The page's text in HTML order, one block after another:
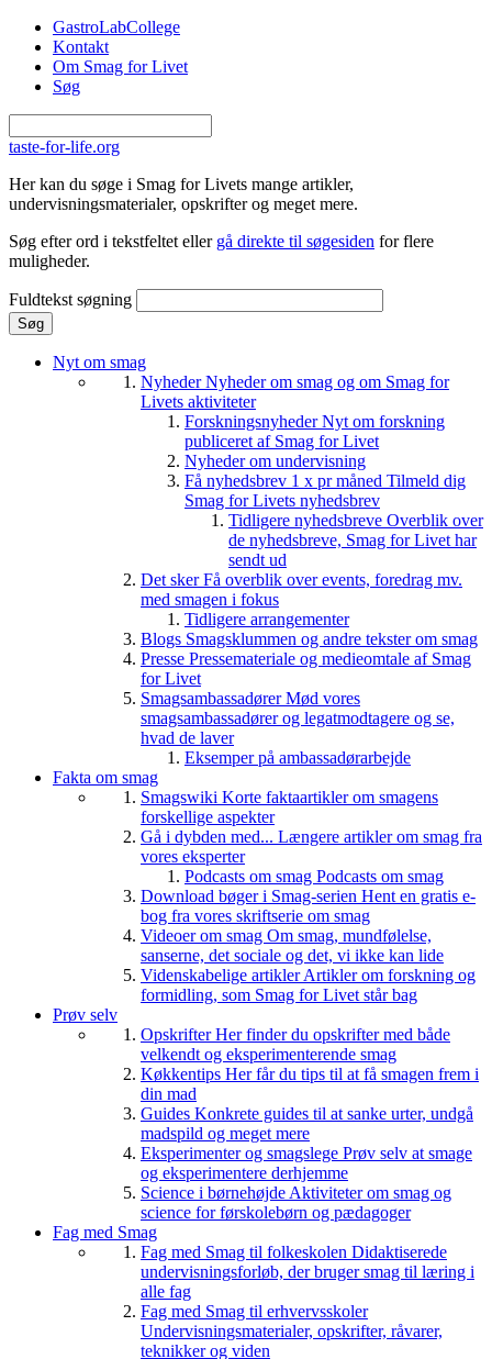
Gå til hovedindhold
GastroLabCollege
Kontakt
Om Smag for Livet
Søg
taste-for-life.org
Her kan du søge i Smag for Livets mange artikler,
undervisningsmaterialer, opskrifter og meget mere.
Søg efter ord i tekstfeltet eller gå direkte til søgesiden for flere
muligheder.
Fuldtekst søgning
Nyt om smag
NyhederNyheder om smag og om Smag for
Livets aktiviteter
ForskningsnyhederNyt om forskning
publiceret af Smag for Livet
Nyheder om undervisning
Få nyhedsbrev 1 x pr måned Tilmeld dig
Smag for Livets nyhedsbrev
Tidligere nyhedsbreve Overblik over
de nyhedsbreve, Smag for Livet har
sendt ud
Det skerFå overblik over events, foredrag mv.
med smagen i fokus
Tidligere arrangementer
Blogs Smagsklummen og andre tekster om smag
Presse Pressemateriale og medieomtale af Smag
for Livet
SmagsambassadørerMød vores
smagsambassadører og legatmodtagere og se,
hvad de laver
Eksemper på ambassadørarbejde
Fakta om smag
Smagswiki Korte faktaartikler om smagens
forskellige aspekter
Gå i dybden med... Længere artikler om smag fra
vores eksperter
Podcasts om smag Podcasts om smag
Download bøger i Smag-serien Hent en gratis e-
bog fra vores skriftserie om smag
Videoer om smag Om smag, mundfølelse,
sanserne, det sociale og det, vi ikke kan lide
Videnskabelige artiklerArtikler om forskning og
formidling, som Smag for Livet står bag
Prøv selv
OpskrifterHer finder du opskrifter med både
velkendt og eksperimenterende smag
Køkkentips Her får du tips til at få smagen frem i
din mad
Guides Konkrete guides til at sanke urter, undgå
madspild og meget mere
Eksperimenter og smagslege Prøv selv at smage
og eksperimentere derhjemme
Science i børnehøjde Aktiviteter om smag og
science for førskolebørn og pædagoger
Fag med Smag
Fag med Smag til folkeskolen Didaktiserede
undervisningsforløb, der bruger smag til læring i
alle fag
Fag med Smag til erhvervsskoler
Undervisningsmaterialer, opskrifter, råvarer,
teknikker og viden